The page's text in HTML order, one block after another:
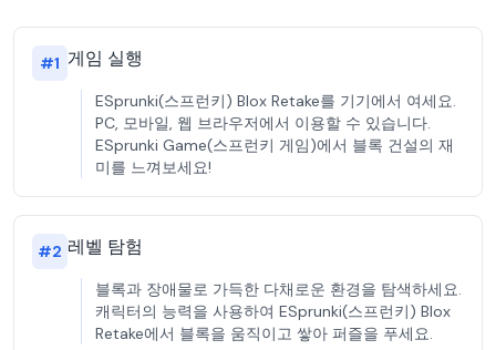
#1 게임 실행
ESprunki(스프런키) Blox Retake를 기기에서 여세요.
PC, 모바일, 웹 브라우저에서 이용할 수 있습니다.
ESprunki Game(스프런키 게임)에서 블록 건설의 재
미를 느껴보세요!
#2 레벨 탐험
블록과 장애물로 가득한 다채로운 환경을 탐색하세요.
캐릭터의 능력을 사용하여 ESprunki(스프런키) Blox
Retake에서 블록을 움직이고 쌓아 퍼즐을 푸세요.